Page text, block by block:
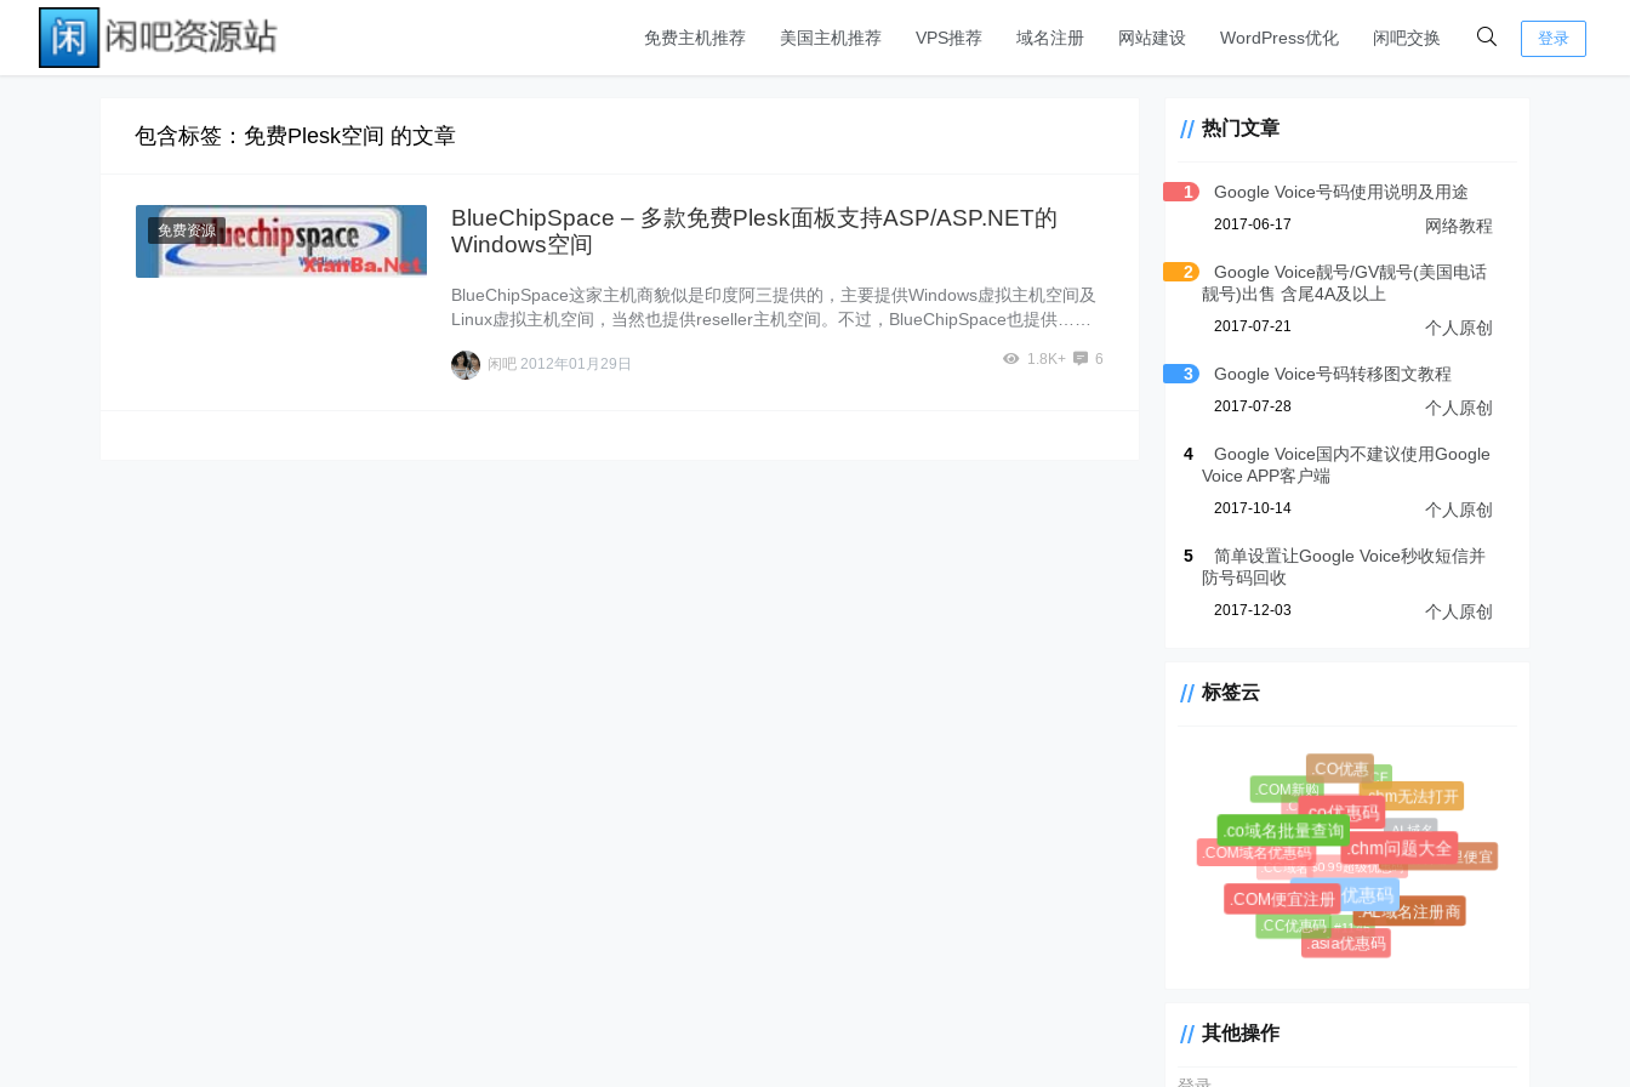
免费主机推荐 美国主机推荐 VPS推荐 域名注册 网站建设 WordPress优化 闲吧交换 登录
包含标签：免费Plesk空间 的文章
免费资源
BlueChipSpace – 多款免费Plesk面板支持ASP/ASP.NET的
Windows空间
BlueChipSpace这家主机商貌似是印度阿三提供的，主要提供Windows虚拟主机空间及
Linux虚拟主机空间，当然也提供reseller主机空间。不过，BlueChipSpace也提供……
闲吧 2012年01月29日 1.8K+ 6
热门文章
1 Google Voice号码使用说明及用途
2017-06-17 网络教程
2
Google Voice靓号/GV靓号(美国电话
靓号)出售 含尾4A及以上
2017-07-21 个人原创
3 Google Voice号码转移图文教程
2017-07-28 个人原创
4
Google Voice国内不建议使用Google
Voice APP客户端
2017-10-14 个人原创
5
简单设置让Google Voice秒收短信并
防号码回收
2017-12-03 个人原创
标签云
#1045
#1146
$0.99超级优惠码
.AL域名
.AL域名哪里便宜
.AL域名注册商
.asia优惠码
.CC优惠码
.CC域名
.CC域名注册
.CF
.chm无法打开
.chm问题大全
.COM优惠码
.COM便宜注册
.COM域名优惠码
.COM新购
.CO优惠
.co优惠码
.co域名批量查询
其他操作